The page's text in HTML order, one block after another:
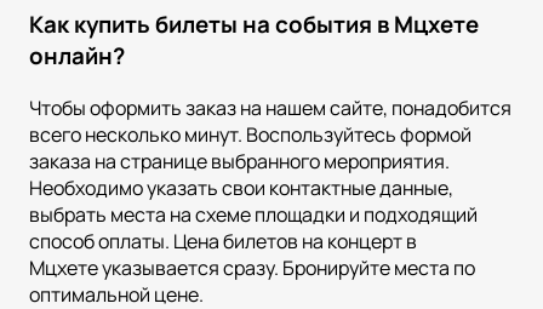
Как купить билеты на события в Мцхете
онлайн?
Чтобы оформить заказ на нашем сайте, понадобится
всего несколько минут. Воспользуйтесь формой
заказа на странице выбранного мероприятия.
Необходимо указать свои контактные данные,
выбрать места на схеме площадки и подходящий
способ оплаты. Цена билетов на концерт в
Мцхете указывается сразу. Бронируйте места по
оптимальной цене.